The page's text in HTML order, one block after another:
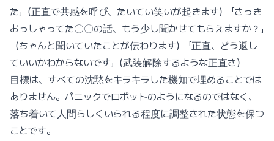
た」（正直で共感を呼び、たいてい笑いが起きます） 「さっき
おっしゃってた〇〇の話、もう少し聞かせてもらえますか？」
（ちゃんと聞いていたことが伝わります） 「正直、どう返し
ていいかわからないです」（武装解除するような正直さ）
目標は、すべての沈黙をキラキラした機知で埋めることでは
ありません。パニックでロボットのようになるのではなく、
落ち着いて人間らしくいられる程度に調整された状態を保つ
ことです。